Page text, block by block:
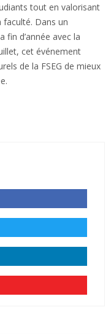
tout en valorisant
faculté. Dans un
d’année avec la
cet événement
de la FSEG de mieux